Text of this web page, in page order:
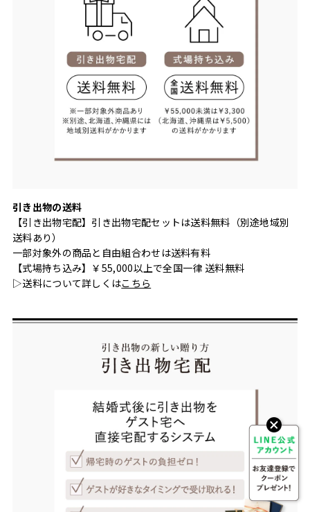
引き出物の送料
【引き出物宅配】引き出物宅配セットは送料無料（別途地域別
送料あり）
一部対象外の商品と自由組合わせは送料有料
【式場持ち込み】￥55,000以上で全国一律 送料無料
▷送料について詳しくはこちら